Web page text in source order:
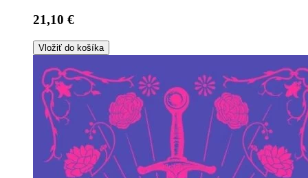
21,10 €
Vložiť do košíka